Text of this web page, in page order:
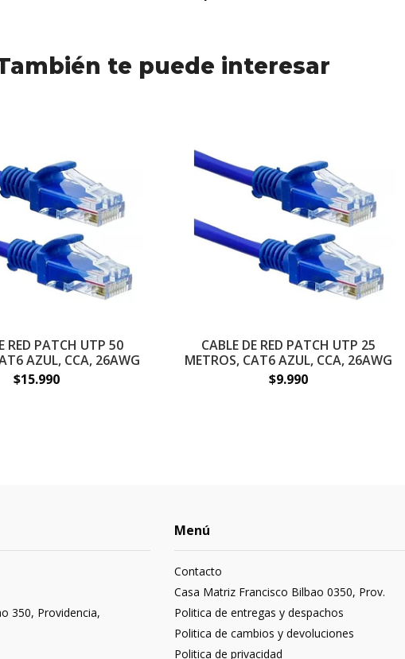
te puede interesar
RED PATCH UTP 50
AZUL, CCA, 26AWG
$15.990
CABLE DE RED PATCH UTP 25
METROS, CAT6 AZUL, CCA, 26AWG
$9.990
350, Providencia,
Menú
Contacto
Casa Matriz Francisco Bilbao 0350, Prov.
Politica de entregas y despachos
Politica de cambios y devoluciones
Politica de privacidad